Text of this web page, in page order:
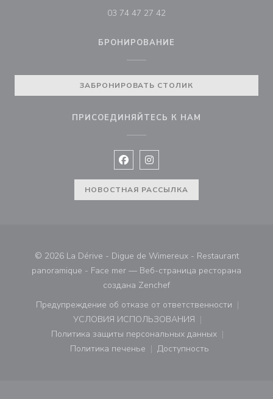
03 74 47 27 42
БРОНИРОВАНИЕ
ЗАБРОНИРОВАТЬ СТОЛИК
ПРИСОЕДИНЯЙТЕСЬ К НАМ
Facebook ((открывается в новом
Instagram ((открывается в
НОВОСТНАЯ РАССЫЛКА
© 2026 La Dérive - Digue de Wimereux - Restaurant
panoramique - Face mer — Веб-страница ресторана
создана Zenchef((открывается в новом
Предупреждение об отказе от ответственности
((открывается в новом окне))
УСЛОВИЯ ИСПОЛЬЗОВАНИЯ
((открывается в новом окне))
Политика защиты персональных данных
((открывается в новом окне))
Политика печенье
((открывается в новом окне))
Доступность
((открывается в